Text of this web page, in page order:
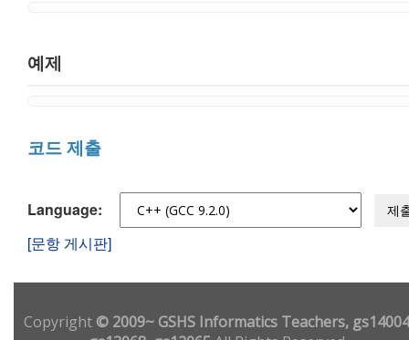
예제
코드 제출
Language: 제
[문항 게시판]
Copyright© 2009~ GSHS Informatics Teachers,